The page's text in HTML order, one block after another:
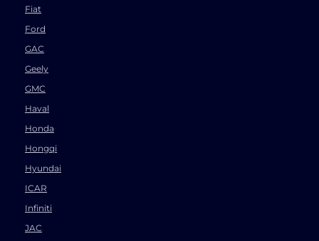
Fiat
Ford
GAC
Geely
GMC
Haval
Honda
Hongqi
Hyundai
ICAR
Infiniti
JAC